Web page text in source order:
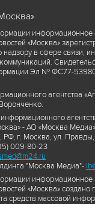
информационное
«Москва»
в сфере связи,
Эл № ФС77-
агентства
- АО «Москва
РФ, г. Москва, ул. Правды,
009-80-23
"Москва Медиа"-
информационное
«Москва»
средств массовой